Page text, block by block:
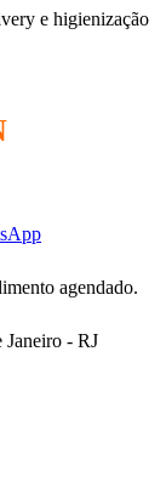
e higienização
agendado.
Janeiro - RJ